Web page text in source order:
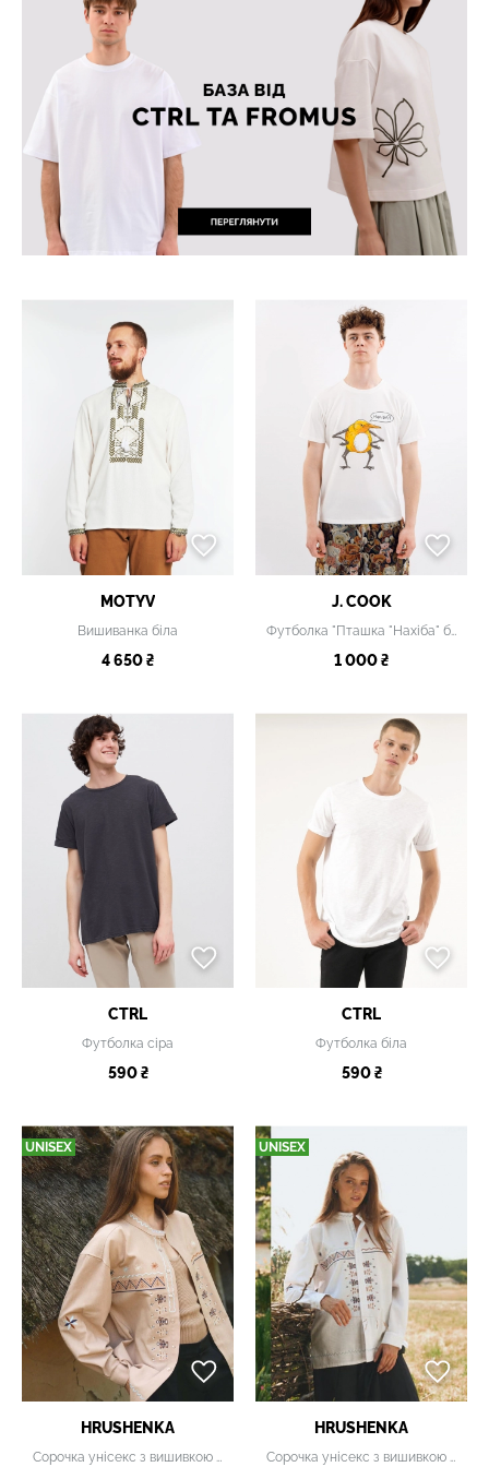
MOTYV
Вишиванка біла
4 650 ₴
J. COOK
1 000 ₴
CTRL
Футболка сіра
590 ₴
CTRL
Футболка біла
590 ₴
UNISEX
HRUSHENKA
Сорочка унісекс з вишивкою "Луги" бежева
UNISEX
HRUSHENKA
Сорочка унісекс з вишивкою "Луги" біла